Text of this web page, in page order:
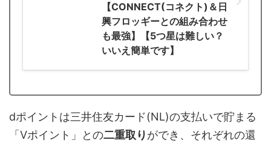
【CONNECT(コネクト)＆日
興フロッギーとの組み合わせ
も最強】【5つ星は難しい？
いいえ簡単です】
dポイントは三井住友カード(NL)の支払いで貯まる
「Vポイント」との二重取りができ、それぞれの還